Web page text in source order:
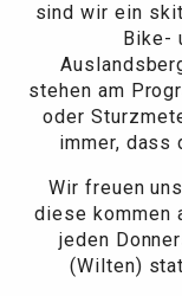
sind wir ein
Bike-
stehen am
oder
immer, dass
Wir freuen
diese kommen
jeden
(Wilten)